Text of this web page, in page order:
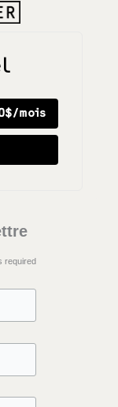
mois
required